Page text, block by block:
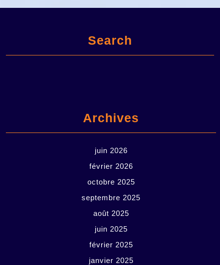
Search
Archives
juin 2026
février 2026
octobre 2025
septembre 2025
août 2025
juin 2025
février 2025
janvier 2025